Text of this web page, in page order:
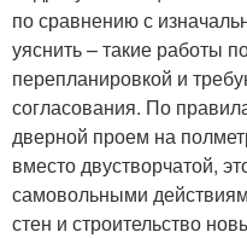
по сравнению с
уяснить – такие работы
перепланировкой и
согласования. По
дверной проем на
вместо двустворчатой,
самовольными
стен и строительство